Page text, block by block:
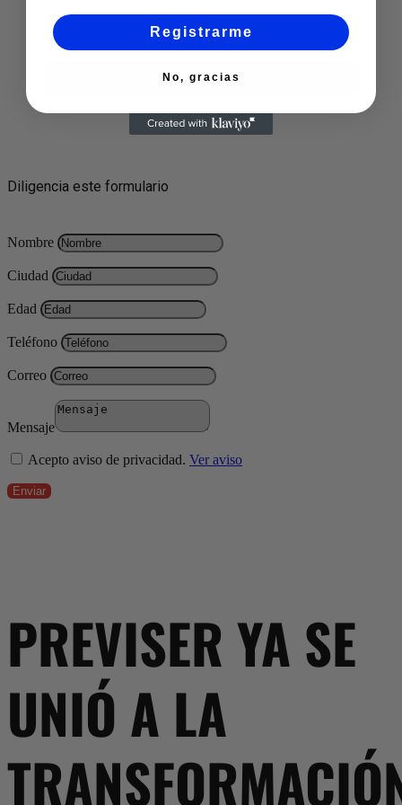
Diligencia este formulario
Nombre
Ciudad
Edad
Teléfono
Correo
Mensaje
Acepto aviso de privacidad. Ver aviso
Enviar
PREVISER YA SE
UNIÓ A LA
Registrarme
No, gracias